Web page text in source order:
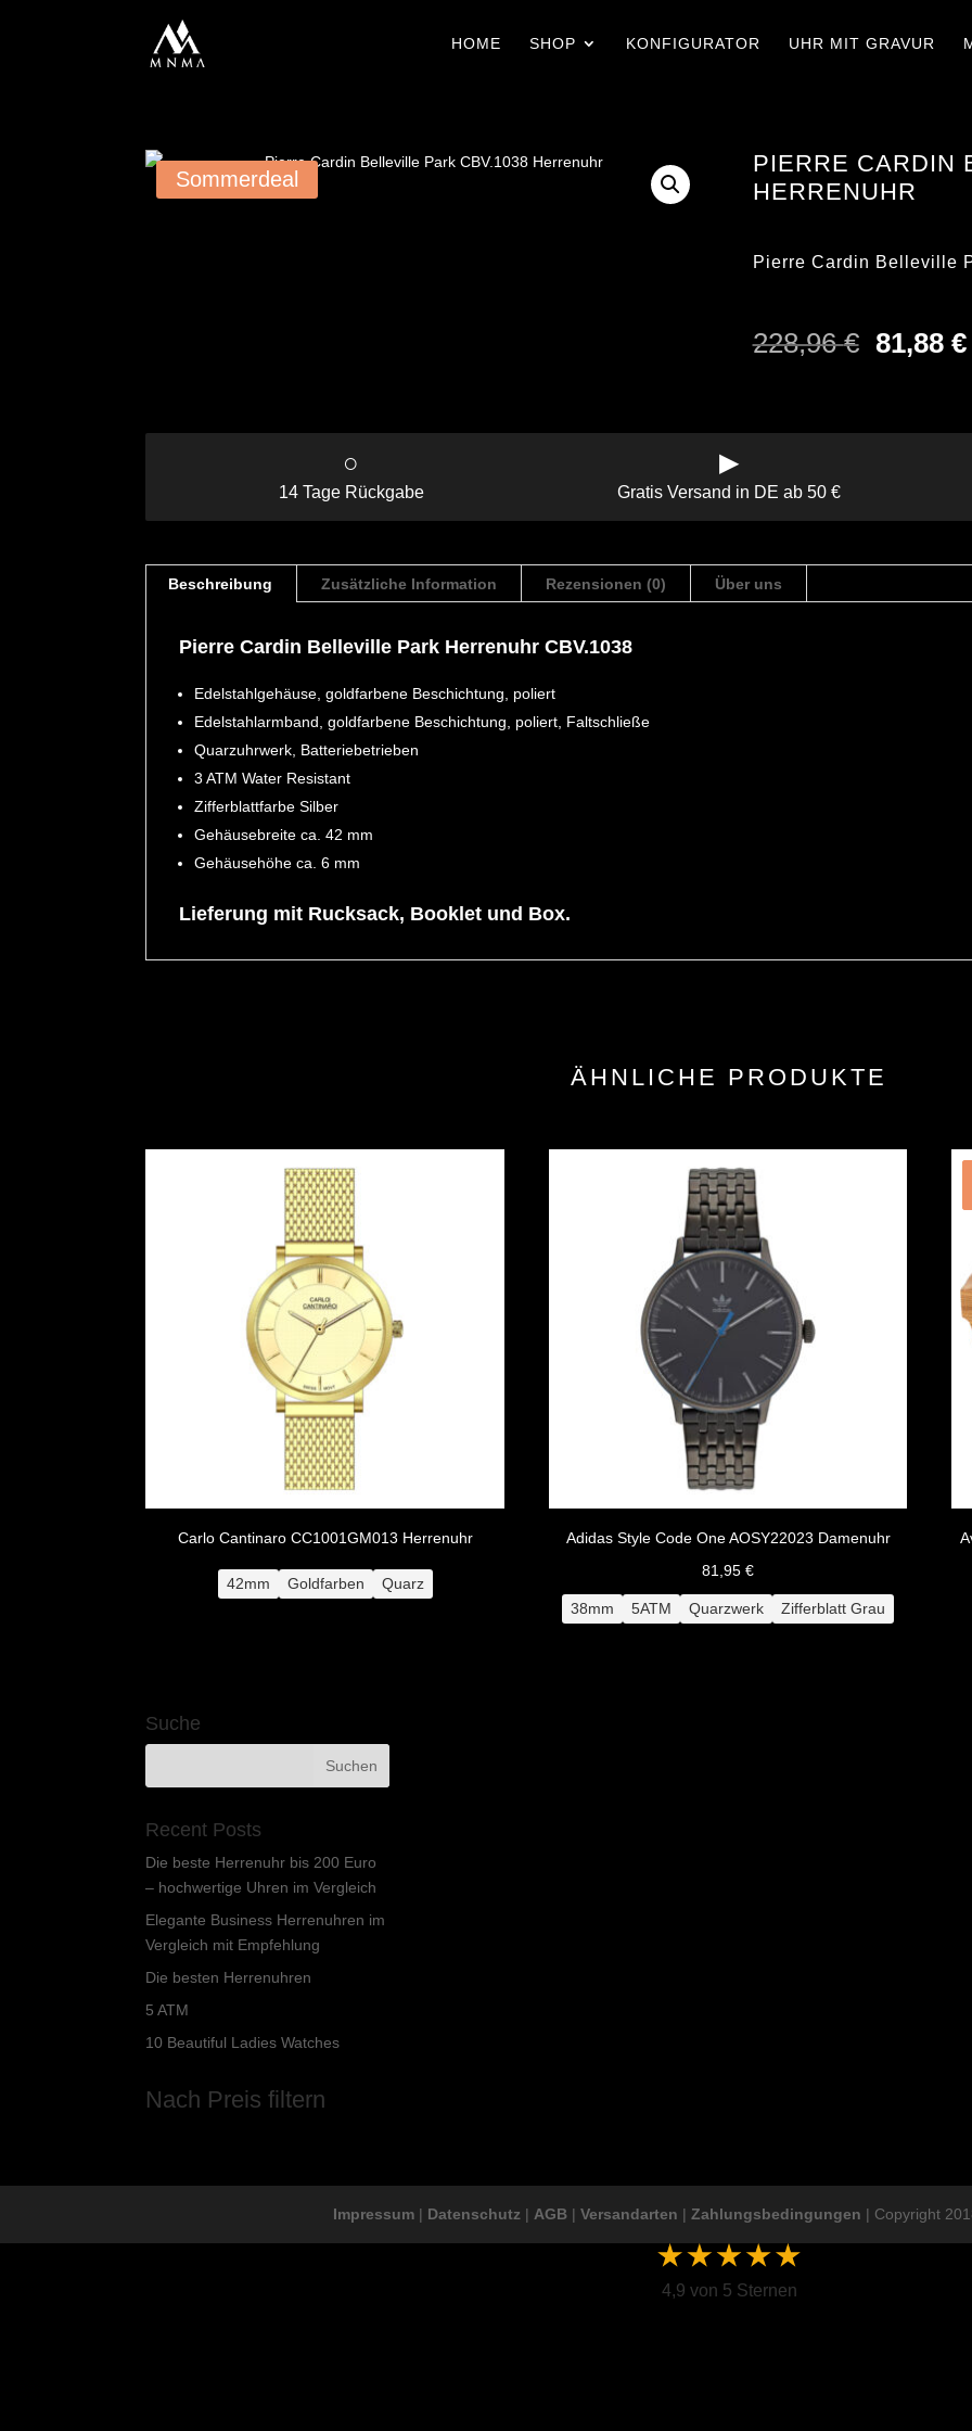
HOME SHOP KONFIGURATOR UHR MIT GRAVUR
Sommerdeal
PIERRE CARDIN
HERRENUHR
Pierre Cardin Belleville
228,96€
Preis
81,88 €
○
14 Tage Rückgabe
▶
Gratis Versand in DE ab 50 €
Beschreibung Zusätzliche Information Rezensionen (0) Über uns
Pierre Cardin Belleville Park Herrenuhr CBV.1038
Edelstahlgehäuse, goldfarbene Beschichtung, poliert
Edelstahlarmband, goldfarbene Beschichtung, poliert, Faltschließe
Quarzuhrwerk, Batteriebetrieben
3 ATM Water Resistant
Zifferblattfarbe Silber
Gehäusebreite ca. 42 mm
Gehäusehöhe ca. 6 mm
Lieferung mit Rucksack, Booklet und Box.
ÄHNLICHE PRODUKTE
Carlo Cantinaro CC1001GM013 Herrenuhr
42mm Goldfarben Quarz
Adidas Style Code One AOSY22023 Damenuhr
81,95€
38mm 5ATM Quarzwerk Zifferblatt Grau
Suche
Recent Posts
Die beste Herrenuhr bis 200 Euro
– hochwertige Uhren im Vergleich
Elegante Business Herrenuhren im
Vergleich mit Empfehlung
Die besten Herrenuhren
5 ATM
10 Beautiful Ladies Watches
Nach Preis filtern
Impressum| Datenschutz | AGB| Versandarten | Zahlungsbedingungen | Copyright
4,9 von 5 Sternen